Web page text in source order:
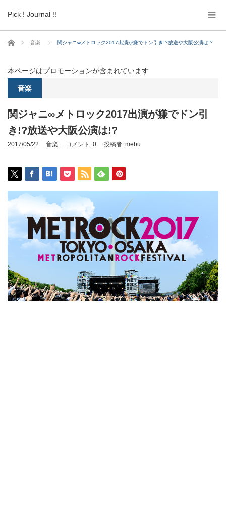
Pick ! Journal !!
ホーム 音楽 関ジャニ∞メトロック2017出演が嫌でドン引き!?放送や大阪公演は!?
本ページはプロモーションが含まれています
音楽
関ジャニ∞メトロック2017出演が嫌でドン引
き!?放送や大阪公演は!?
2017/05/22 音楽 コメント: 0 投稿者: mebu